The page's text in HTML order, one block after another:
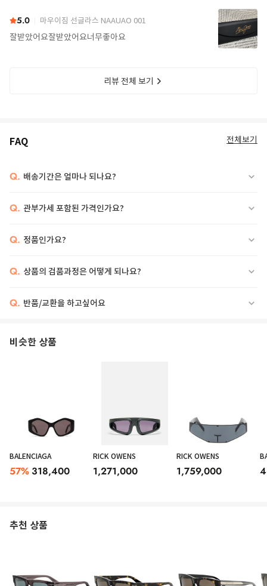
5.0 마우이짐 선글라스 NAAUAO 001
잘받았어요잘받았어요너무좋아요
리뷰 전체 보기
FAQ 전체보기
Q. 배송기간은 얼마나 되나요?
Q. 관부가세 포함된 가격인가요?
Q. 정품인가요?
Q. 상품의 검품과정은 어떻게 되나요?
Q. 반품/교환을 하고싶어요
비슷한 상품
BALENCIAGA
57% 318,400
RICK OWENS
1,271,000
RICK OWENS
1,759,000
추천 상품